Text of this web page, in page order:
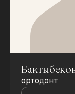
ортодонт